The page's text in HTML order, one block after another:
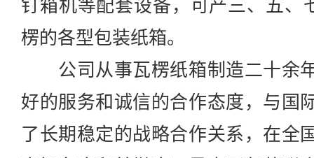
钉箱机等配套设备，可产三、五、
楞的各型包装纸箱。
公司从事瓦楞纸箱制造二十余
好的服务和诚信的合作态度，与国
了长期稳定的战略合作关系，在全